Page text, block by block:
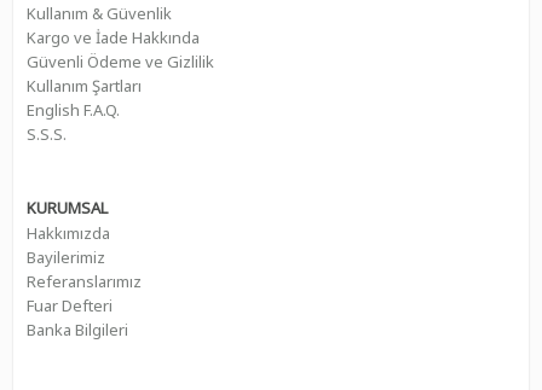
Kullanım & Güvenlik
Kargo ve İade Hakkında
Güvenli Ödeme ve Gizlilik
Kullanım Şartları
English F.A.Q.
S.S.S.
KURUMSAL
Hakkımızda
Bayilerimiz
Referanslarımız
Fuar Defteri
Banka Bilgileri